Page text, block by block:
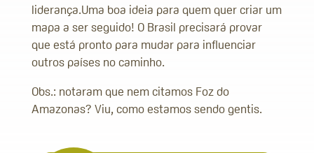
liderança.Uma boa ideia para quem quer criar um
mapa a ser seguido! O Brasil precisará provar
que está pronto para mudar para influenciar
outros países no caminho.
Obs.: notaram que nem citamos Foz do
Amazonas? Viu, como estamos sendo gentis.